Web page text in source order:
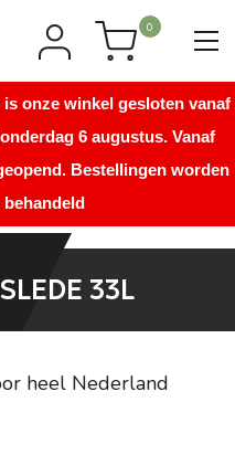
onze winkel gesloten vanaf
6 augustus. Vanaf
Bestellingen worden
behandeld
0
33L
heel Nederland